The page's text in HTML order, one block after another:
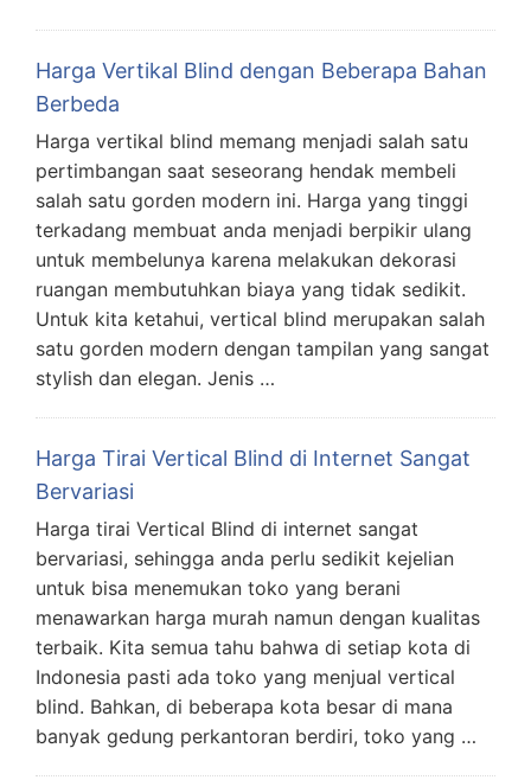
Harga Vertikal Blind dengan Beberapa Bahan
Berbeda
Harga vertikal blind memang menjadi salah satu
pertimbangan saat seseorang hendak membeli
salah satu gorden modern ini. Harga yang tinggi
terkadang membuat anda menjadi berpikir ulang
untuk membelunya karena melakukan dekorasi
ruangan membutuhkan biaya yang tidak sedikit.
Untuk kita ketahui, vertical blind merupakan salah
satu gorden modern dengan tampilan yang sangat
stylish dan elegan. Jenis …
Harga Tirai Vertical Blind di Internet Sangat
Bervariasi
Harga tirai Vertical Blind di internet sangat
bervariasi, sehingga anda perlu sedikit kejelian
untuk bisa menemukan toko yang berani
menawarkan harga murah namun dengan kualitas
terbaik. Kita semua tahu bahwa di setiap kota di
Indonesia pasti ada toko yang menjual vertical
blind. Bahkan, di beberapa kota besar di mana
banyak gedung perkantoran berdiri, toko yang …